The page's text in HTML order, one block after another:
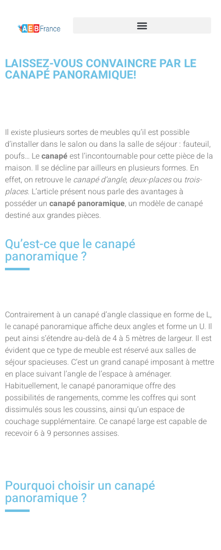
LAISSEZ-VOUS CONVAINCRE PAR LE
CANAPÉ PANORAMIQUE!
Il existe plusieurs sortes de meubles qu’il est possible
d’installer dans le salon ou dans la salle de séjour : fauteuil,
poufs… Lecanapéest l’incontournable pour cette pièce de la
maison. Il se décline par ailleurs en plusieurs formes. En
effet, on retrouve le canapé d’angle, deux-placesou trois-
places. L’article présent nous parle des avantages à
posséder un canapé panoramique, un modèle de canapé
destiné aux grandes pièces.
Qu’est-ce que le canapé
panoramique ?
Contrairement à un canapé d’angle classique en forme de L,
le canapé panoramique affiche deux angles et forme un U. Il
peut ainsi s’étendre au-delà de 4 à 5 mètres de largeur. Il est
évident que ce type de meuble est réservé aux salles de
séjour spacieuses. C’est un grand canapé imposant à mettre
en place suivant l’angle de l’espace à aménager.
Habituellement, le canapé panoramique offre des
possibilités de rangements, comme les coffres qui sont
dissimulés sous les coussins, ainsi qu’un espace de
couchage supplémentaire. Ce canapé large est capable de
recevoir 6 à 9 personnes assises.
Pourquoi choisir un canapé
panoramique ?